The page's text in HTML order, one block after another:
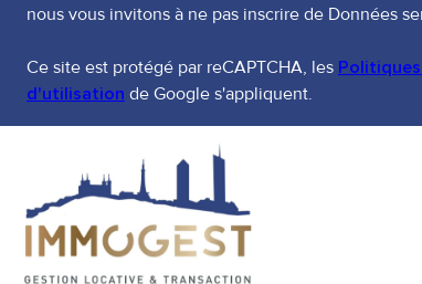
nous vous invitons à ne pas inscrire de Données
Ce site est protégé par reCAPTCHA, les
d'utilisation de Google s'appliquent.